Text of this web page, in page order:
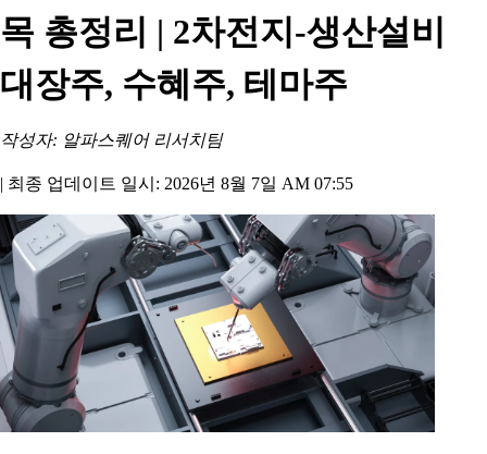
목 총정리 | 2차전지-생산설비
대장주, 수혜주, 테마주
작성자: 알파스퀘어 리서치팀
| 최종 업데이트 일시: 2026년 8월 7일 AM 07:55